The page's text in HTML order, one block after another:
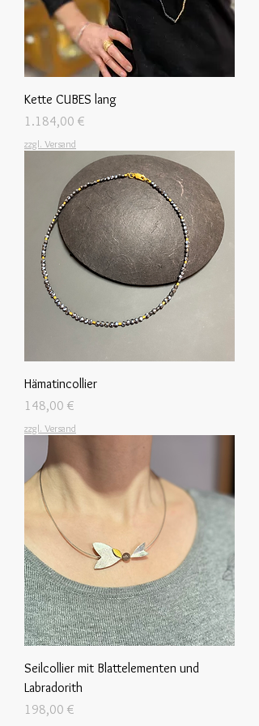
Kette CUBES lang
Preis
1.184,00 €
zzgl. Versand
Hämatincollier
Preis
148,00 €
zzgl. Versand
Seilcollier mit Blattelementen und
Labradorith
Preis
198,00 €